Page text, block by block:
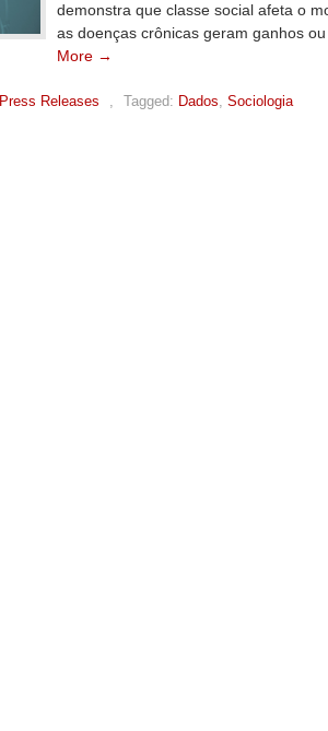
demonstra que classe social afeta o
as doenças crônicas geram ganhos
More →
Press Releases , Tagged: Dados, Sociologia